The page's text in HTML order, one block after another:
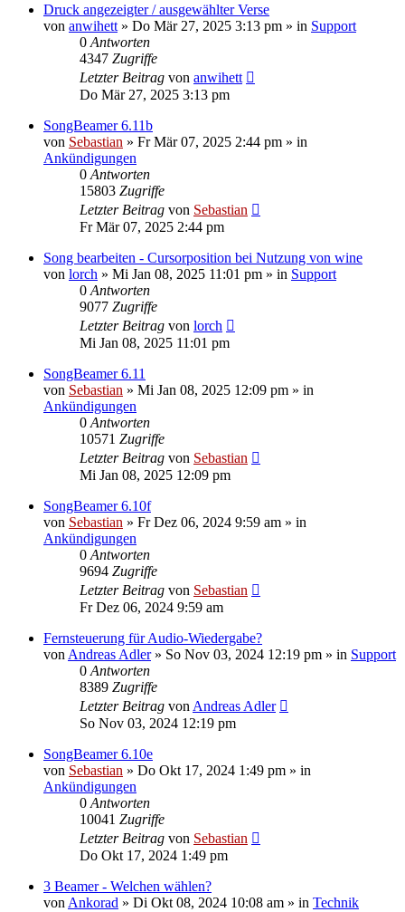
Druck angezeigter / ausgewählter Verse
von anwihett » Do Mär 27, 2025 3:13 pm » in Support
0 Antworten
4347 Zugriffe
Letzter Beitrag von anwihett
Do Mär 27, 2025 3:13 pm
SongBeamer 6.11b
von Sebastian » Fr Mär 07, 2025 2:44 pm » in
Ankündigungen
0 Antworten
15803 Zugriffe
Letzter Beitrag von Sebastian
Fr Mär 07, 2025 2:44 pm
Song bearbeiten - Cursorposition bei Nutzung von wine
von lorch » Mi Jan 08, 2025 11:01 pm » in Support
0 Antworten
9077 Zugriffe
Letzter Beitrag von lorch
Mi Jan 08, 2025 11:01 pm
SongBeamer 6.11
von Sebastian » Mi Jan 08, 2025 12:09 pm » in
Ankündigungen
0 Antworten
10571 Zugriffe
Letzter Beitrag von Sebastian
Mi Jan 08, 2025 12:09 pm
SongBeamer 6.10f
von Sebastian » Fr Dez 06, 2024 9:59 am » in
Ankündigungen
0 Antworten
9694 Zugriffe
Letzter Beitrag von Sebastian
Fr Dez 06, 2024 9:59 am
Fernsteuerung für Audio-Wiedergabe?
von Andreas Adler» So Nov 03, 2024 12:19 pm » in Support
0 Antworten
8389 Zugriffe
Letzter Beitrag von Andreas Adler
So Nov 03, 2024 12:19 pm
SongBeamer 6.10e
von Sebastian » Do Okt 17, 2024 1:49 pm » in
Ankündigungen
0 Antworten
10041 Zugriffe
Letzter Beitrag von Sebastian
Do Okt 17, 2024 1:49 pm
3 Beamer - Welchen wählen?
von Ankorad » Di Okt 08, 2024 10:08 am » in Technik